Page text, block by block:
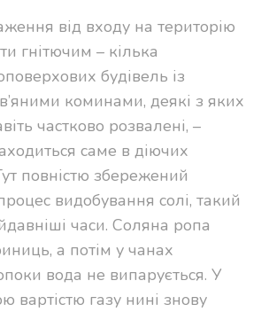
від входу на територію
гнітючим – кілька
будівель із
коминами, деякі з яких
частково розвалені, –
саме в діючих
повністю збережений
видобування солі, такий
часи. Соляна ропа
а потім у чанах
вода не випарується. У
вартістю газу нині знову